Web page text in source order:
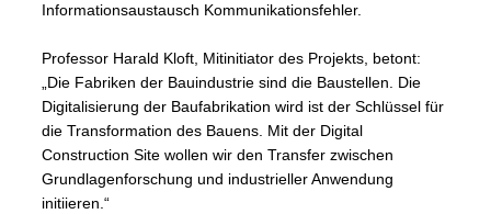
Informationsaustausch Kommunikationsfehler.
Professor Harald Kloft, Mitinitiator des Projekts, betont:
„Die Fabriken der Bauindustrie sind die Baustellen. Die
Digitalisierung der Baufabrikation wird ist der Schlüssel für
die Transformation des Bauens. Mit der Digital
Construction Site wollen wir den Transfer zwischen
Grundlagenforschung und industrieller Anwendung
initiieren.“